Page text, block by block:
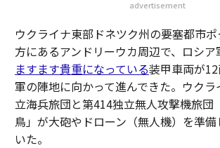
advertisement
ウクライナ東部ドネツク州の要塞都市
方にあるアンドリーウカ周辺で、ロシア
ますます貴重になっている装甲車両が
軍の陣地に向かって進んできた。ウク
立海兵旅団と第414独立無人攻撃機旅団
鳥」が大砲やドローン（無人機）を準備
いた。